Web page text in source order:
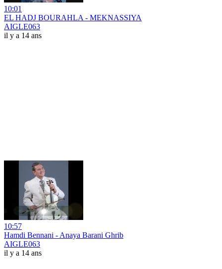
10:01
EL HADJ BOURAHLA - MEKNASSIYA
AIGLE063
il y a 14 ans
10:57
Hamdi Bennani - Anaya Barani Ghrib
AIGLE063
il y a 14 ans